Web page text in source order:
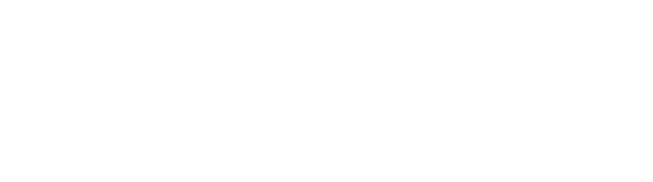
odhlásenie do 11:00 hodín), lobby, výťah, klimatizácia a parkovisko (za
Izbový servis je za poplatok. Upratovanie izieb je prípadne za poplatok.